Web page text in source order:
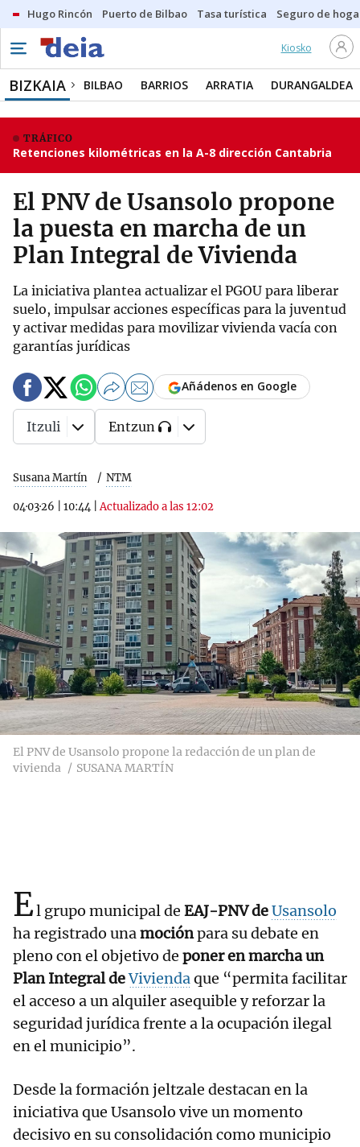
Hugo Rincón Puerto de Bilbao Tasa turística Seguro de
Kiosko
BIZKAIA BILBAO BARRIOS ARRATIA DURANGALDEA
TRÁFICO
Retenciones kilométricas en la A-8 dirección Cantabria
El PNV de Usansolo propone
la puesta en marcha de un
Plan Integral de Vivienda
La iniciativa plantea actualizar el PGOU para liberar
suelo, impulsar acciones específicas para la juventud
y activar medidas para movilizar vivienda vacía con
garantías jurídicas
Susana Martín NTM
04·03·26 10:44 |Actualizado a las 12:02
Añádenos en Google
Itzuli Entzun
El PNV de Usansolo propone la redacción de un plan de
vivienda
SUSANA MARTÍN
El grupo municipal de EAJ-PNV deUsansolo
ha registrado unamociónpara su debate en
pleno con el objetivo de poner en marcha un
Plan Integral deViviendaque “permita facilitar
el acceso a un alquiler asequible y reforzar la
seguridad jurídica frente a la ocupación ilegal
en el municipio”.
Desde la formación jeltzale destacan en la
iniciativa que Usansolo vive un momento
decisivo en su consolidación como municipio